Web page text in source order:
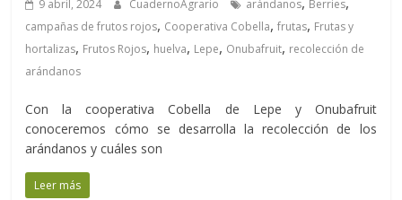
9 abril, 2024 CuadernoAgrario arándanos Berries
campañas de frutos rojos, Cooperativa Cobella,frutas, Frutas y
hortalizas, Frutos Rojos, huelva, Lepe, Onubafruit, recolección de
arándanos
Con la cooperativa Cobella de Lepe y Onubafruit
conoceremos cómo se desarrolla la recolección de los
arándanos y cuáles son
Leer más